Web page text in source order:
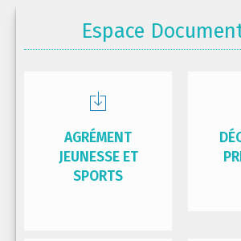
Espace
AGRÉMENT
JEUNESSE ET
SPORTS